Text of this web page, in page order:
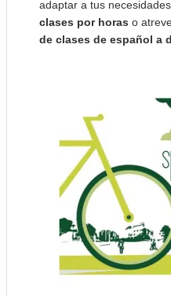
adaptar a tus
clases por horas o
de clases de español a